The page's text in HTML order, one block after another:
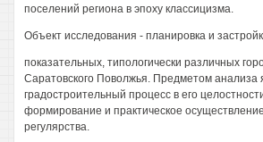
поселений региона в эпоху классицизма.
Объект исследования - планировка и
показательных, типологически различных
Саратовского Поволжья. Предметом анализа
градостроительный процесс в его
формирование и практическое
регулярства.